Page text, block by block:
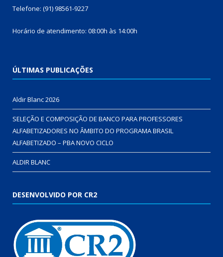
Telefone: (91) 98561-9227
Horário de atendimento: 08:00h às 14:00h
ÚLTIMAS PUBLICAÇÕES
Aldir Blanc 2026
SELEÇÃO E COMPOSIÇÃO DE BANCO PARA PROFESSORES
ALFABETIZADORES NO ÂMBITO DO PROGRAMA BRASIL
ALFABETIZADO – PBA NOVO CICLO
ALDIR BLANC
DESENVOLVIDO POR CR2